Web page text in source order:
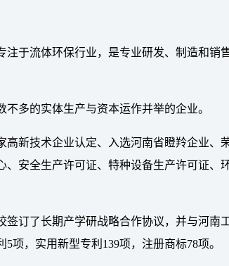
于流体环保行业，是专业研发、制造和
多的实体生产与资本运作并举的企业。
新技术企业认定、入选河南省瞪羚企业
安全生产许可证、特种设备生产许可证、
订了长期产学研战略合作协议，并与河
项，实用新型专利139项，注册商标78项。